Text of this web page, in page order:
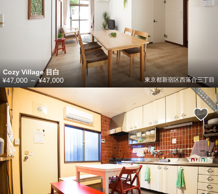
Cozy Village 目白
東京都新宿区西落合三丁目
¥47,000～¥47,000